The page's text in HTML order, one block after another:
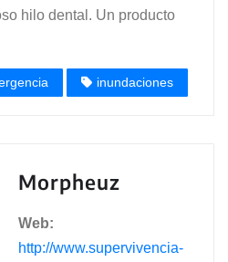
hilo dental. Un producto
inundaciones
Morpheuz
Web:
http://www.supervivencia-